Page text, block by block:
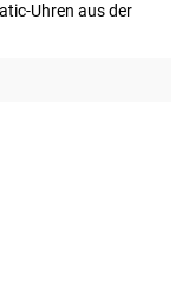
Uhren aus der